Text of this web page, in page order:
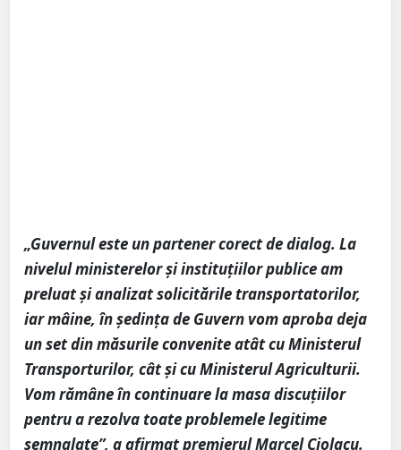
„Guvernul este un partener corect de dialog. La
nivelul ministerelor și instituțiilor publice am
preluat și analizat solicitările transportatorilor,
iar mâine, în ședința de Guvern vom aproba deja
un set din măsurile convenite atât cu Ministerul
Transporturilor, cât și cu Ministerul Agriculturii.
Vom rămâne în continuare la masa discuțiilor
pentru a rezolva toate problemele legitime
semnalate”, a afirmat premierul Marcel Ciolacu.